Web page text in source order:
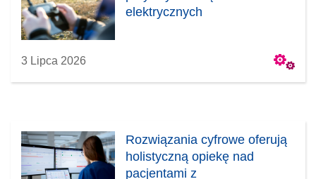
elektrycznych
3 Lipca 2026
Rozwiązania cyfrowe oferują
holistyczną opiekę nad
pacjentami z